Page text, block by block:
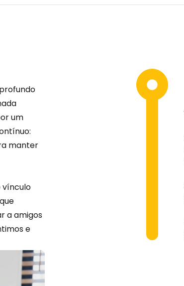
um
manter
vínculo
a amigos
e